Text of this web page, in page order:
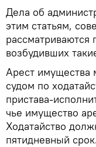
Дела об
этим статьям,
рассматриваются
возбудивших
Арест имущества
судом по
пристава-
чье имущество
Ходатайство
пятидневный